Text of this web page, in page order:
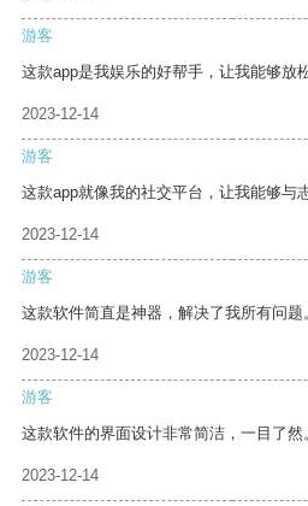
游客
这款app是我娱乐的好帮手，让我能够放
2023-12-14
游客
这款app就像我的社交平台，让我能够与
2023-12-14
游客
这款软件简直是神器，解决了我所有问题
2023-12-14
游客
这款软件的界面设计非常简洁，一目了然
2023-12-14